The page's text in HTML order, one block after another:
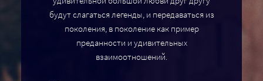
будут слагаться легенды, и передаваться из
поколения, в поколение как пример
преданности и удивительных
взаимоотношений.